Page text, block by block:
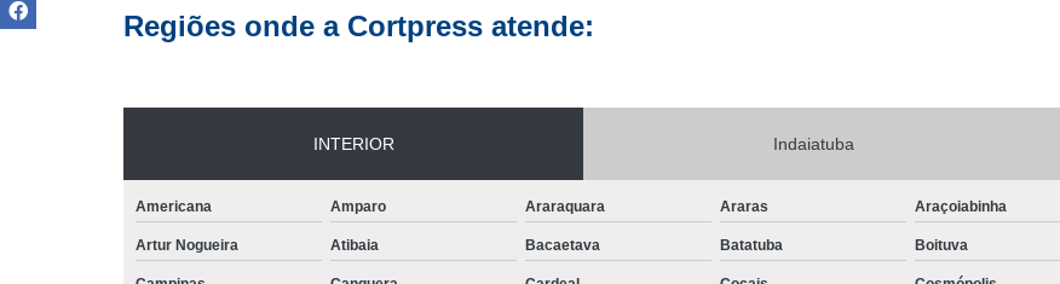
Regiões onde a Cortpress atende:
INTERIOR Indaiatuba
Americana Amparo Araraquara Araras Araçoiabinha
Artur Nogueira Atibaia Bacaetava Batatuba Boituva